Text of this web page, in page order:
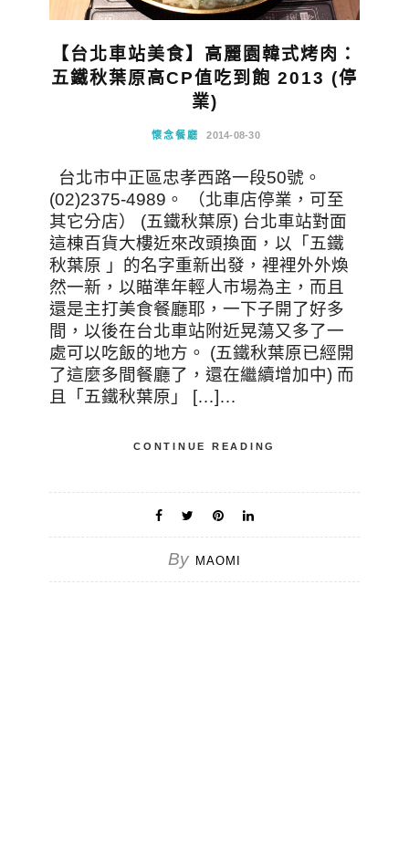
【台北車站美食】高麗園韓式烤肉：
五鐵秋葉原高CP值吃到飽 2013 (停
業)
懷念餐廳 2014-08-30
台北市中正區忠孝西路一段50號。
(02)2375-4989。 （北車店停業，可至
其它分店） (五鐵秋葉原) 台北車站對面
這棟百貨大樓近來改頭換面，以「五鐵
秋葉原 」的名字重新出發，裡裡外外煥
然一新，以瞄準年輕人市場為主，而且
還是主打美食餐廳耶，一下子開了好多
間，以後在台北車站附近晃蕩又多了一
處可以吃飯的地方。 (五鐵秋葉原已經開
了這麼多間餐廳了，還在繼續增加中) 而
且「五鐵秋葉原」 […]…
CONTINUE READING
By MAOMI